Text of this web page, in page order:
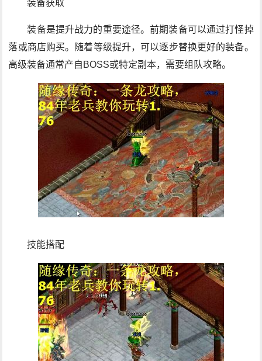
装备获取
装备是提升战力的重要途径。前期装备可以通过打怪掉
落或商店购买。随着等级提升，可以逐步替换更好的装备。
高级装备通常产自BOSS或特定副本，需要组队攻略。
技能搭配